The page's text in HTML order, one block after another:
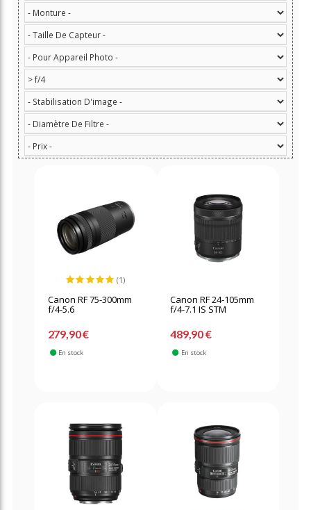
(1)
Canon RF 75-300mm
f/4-5.6
279,90 €
En stock
Canon RF 24-105mm
f/4-7.1 IS STM
489,90 €
En stock